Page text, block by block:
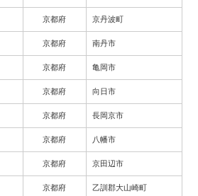
京都府 京丹波町
京都府 南丹市
京都府 亀岡市
京都府 向日市
京都府 長岡京市
京都府 八幡市
京都府 京田辺市
京都府 乙訓郡大山崎町